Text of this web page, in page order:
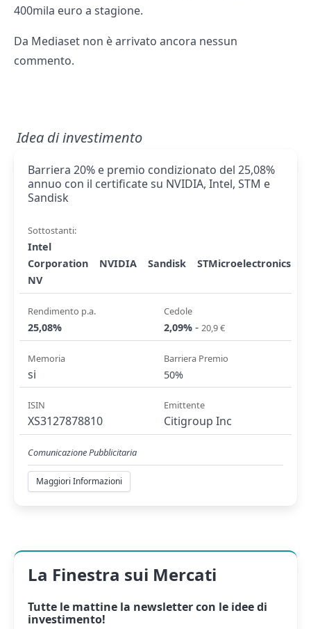
400mila euro a stagione.
Da Mediaset non è arrivato ancora nessun
commento.
Idea di investimento
Barriera 20% e premio condizionato del 25,08%
annuo con il certificate su NVIDIA, Intel, STM e
Sandisk
Sottostanti:
Intel
Corporation
NVIDIA Sandisk
STMicroelectronics
NV
Rendimento p.a.
25,08%
Cedole
2,09% - 20,9 €
Memoria
si
Barriera Premio
50%
ISIN
XS3127878810
Emittente
Citigroup Inc
Comunicazione Pubblicitaria
Maggiori Informazioni
La Finestra sui Mercati
Tutte le mattine la newslettercon le idee di
investimento!